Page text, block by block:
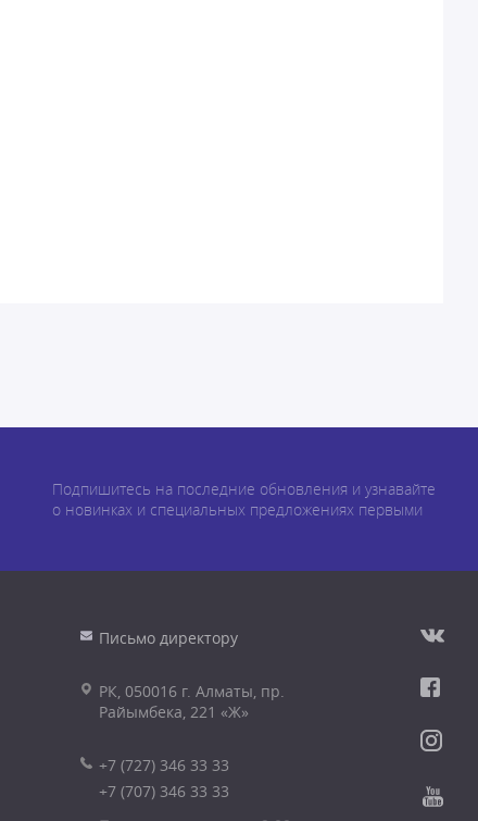
Подпишитесь на последние обновления и узнавайте
о новинках и специальных предложениях первыми
Письмо директору
РК, 050016 г. Алматы, пр.
Райымбека, 221 «Ж»
+7 (727) 346 33 33
+7 (707) 346 33 33